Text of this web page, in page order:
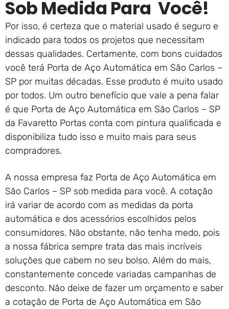
Sob Medida Para Você!
Por isso, é certeza que o material usado é seguro e
indicado para todos os projetos que necessitam
dessas qualidades. Certamente, com bons cuidados
você terá Porta de Aço Automática em São Carlos –
SP por muitas décadas. Esse produto é muito usado
por todos. Um outro benefício que vale a pena falar
é que Porta de Aço Automática em São Carlos – SP
da Favaretto Portas conta com pintura qualificada e
disponibiliza tudo isso e muito mais para seus
compradores.
A nossa empresa faz Porta de Aço Automática em
São Carlos – SP sob medida para você. A cotação
irá variar de acordo com as medidas da porta
automática e dos acessórios escolhidos pelos
consumidores. Não obstante, não tenha medo, pois
a nossa fábrica sempre trata das mais incríveis
soluções que cabem no seu bolso. Além do mais,
constantemente concede variadas campanhas de
desconto. Não deixe de fazer um orçamento e saber
a cotação de Porta de Aço Automática em São